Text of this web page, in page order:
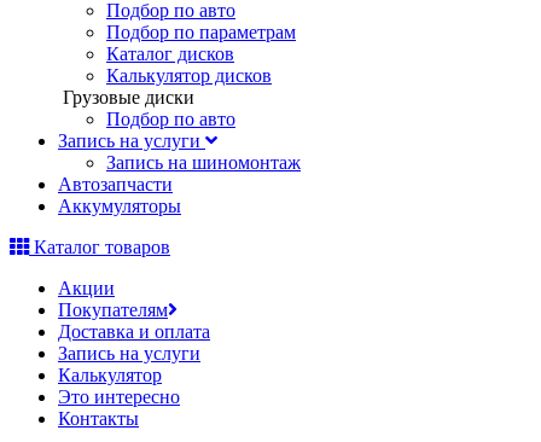
Подбор по авто
Подбор по параметрам
Каталог дисков
Калькулятор дисков
Грузовые диски
Подбор по авто
Запись на услуги
Запись на шиномонтаж
Автозапчасти
Аккумуляторы
Каталог товаров
Акции
Покупателям
Доставка и оплата
Запись на услуги
Калькулятор
Это интересно
Контакты